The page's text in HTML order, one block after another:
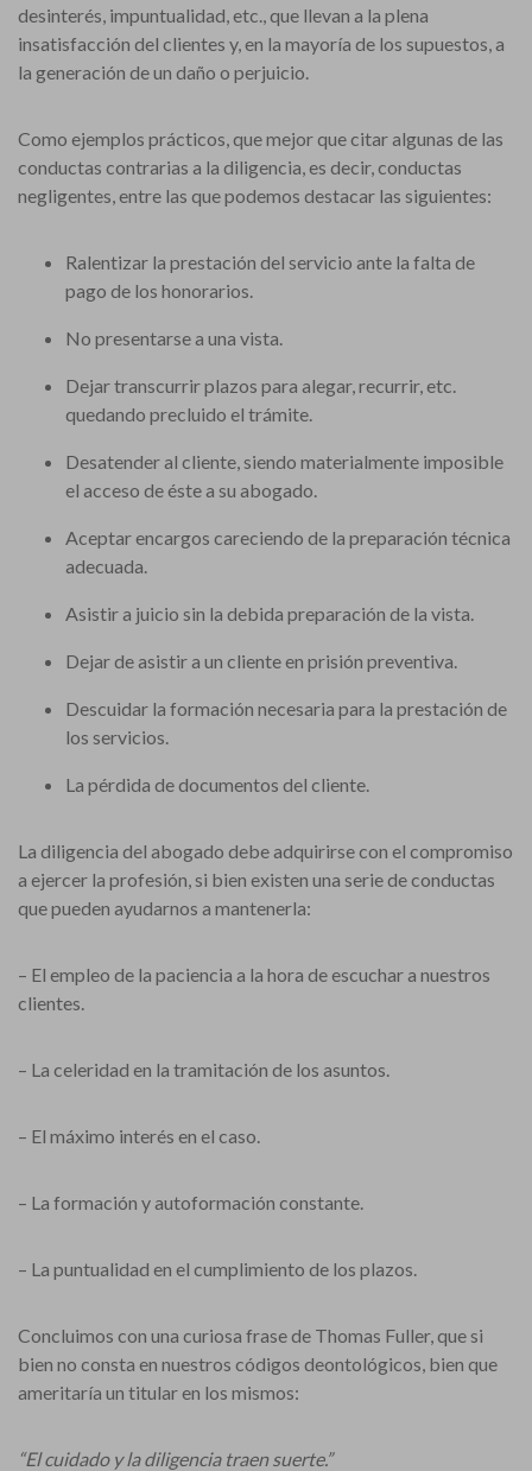
desinterés, impuntualidad, etc., que llevan a la plena
insatisfacción del clientes y, en la mayoría de los supuestos, a
la generación de un daño o perjuicio.
Como ejemplos prácticos, que mejor que citar algunas de las
conductas contrarias a la diligencia, es decir, conductas
negligentes, entre las que podemos destacar las siguientes:
Ralentizar la prestación del servicio ante la falta de
pago de los honorarios.
No presentarse a una vista.
Dejar transcurrir plazos para alegar, recurrir, etc.
quedando precluido el trámite.
Desatender al cliente, siendo materialmente imposible
el acceso de éste a su abogado.
Aceptar encargos careciendo de la preparación técnica
adecuada.
Asistir a juicio sin la debida preparación de la vista.
Dejar de asistir a un cliente en prisión preventiva.
Descuidar la formación necesaria para la prestación de
los servicios.
La pérdida de documentos del cliente.
La diligencia del abogado debe adquirirse con el compromiso
a ejercer la profesión, si bien existen una serie de conductas
que pueden ayudarnos a mantenerla:
– El empleo de la paciencia a la hora de escuchar a nuestros
clientes.
– La celeridad en la tramitación de los asuntos.
– El máximo interés en el caso.
– La formación y autoformación constante.
– La puntualidad en el cumplimiento de los plazos.
Concluimos con una curiosa frase de Thomas Fuller, que si
bien no consta en nuestros códigos deontológicos, bien que
ameritaría un titular en los mismos:
“El cuidado y la diligencia traen suerte.”